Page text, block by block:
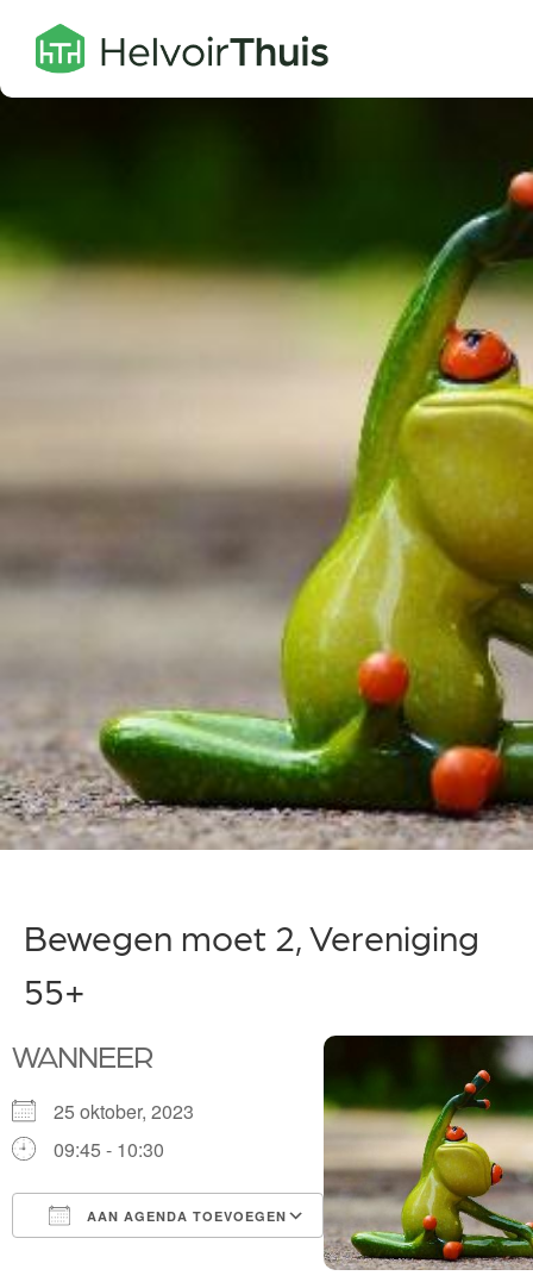
Bewegen moet 2, Vereniging
55+
WANNEER
25 oktober, 2023
09:45 - 10:30
AAN AGENDA TOEVOEGEN
Outlook Live